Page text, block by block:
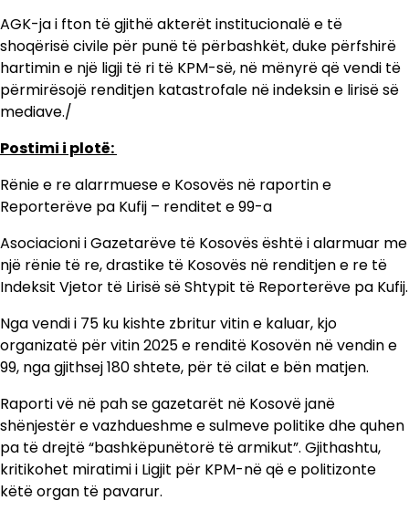
AGK-ja i fton të gjithë akterët institucionalë e të
shoqërisë civile për punë të përbashkët, duke përfshirë
hartimin e një ligji të ri të KPM-së, në mënyrë që vendi të
përmirësojë renditjen katastrofale në indeksin e lirisë së
mediave./
Postimi i plotë:
Rënie e re alarrmuese e Kosovës në raportin e
Reporterëve pa Kufij – renditet e 99-a
Asociacioni i Gazetarëve të Kosovës është i alarmuar me
një rënie të re, drastike të Kosovës në renditjen e re të
Indeksit Vjetor të Lirisë së Shtypit të Reporterëve pa Kufij.
Nga vendi i 75 ku kishte zbritur vitin e kaluar, kjo
organizatë për vitin 2025 e renditë Kosovën në vendin e
99, nga gjithsej 180 shtete, për të cilat e bën matjen.
Raporti vë në pah se gazetarët në Kosovë janë
shënjestër e vazhdueshme e sulmeve politike dhe quhen
pa të drejtë “bashkëpunëtorë të armikut”. Gjithashtu,
kritikohet miratimi i Ligjit për KPM-në që e politizonte
këtë organ të pavarur.